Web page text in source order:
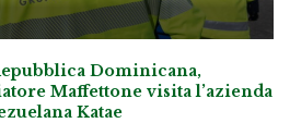
Dominicana,
Maffettone visita l’azienda
Katae